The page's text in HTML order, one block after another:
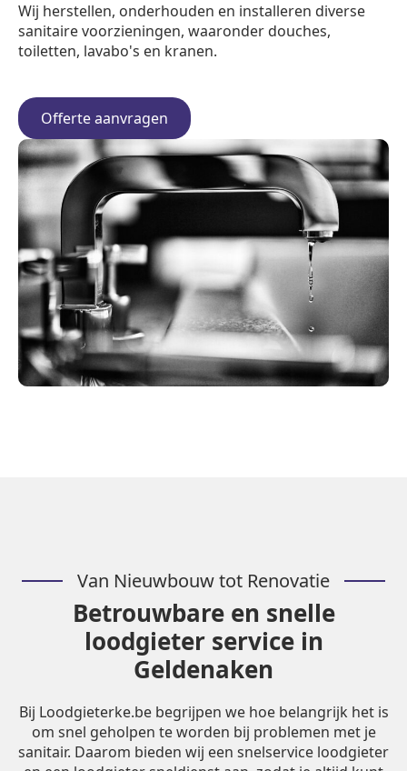
Wij herstellen, onderhouden en installeren diverse
sanitaire voorzieningen, waaronder douches,
toiletten, lavabo's en kranen.
Offerte aanvragen
Van Nieuwbouw tot Renovatie
Betrouwbare en snelle
loodgieter service in
Geldenaken
Bij Loodgieterke.be begrijpen we hoe belangrijk het is
om snel geholpen te worden bij problemen met je
sanitair. Daarom bieden wij een snelservice loodgieter